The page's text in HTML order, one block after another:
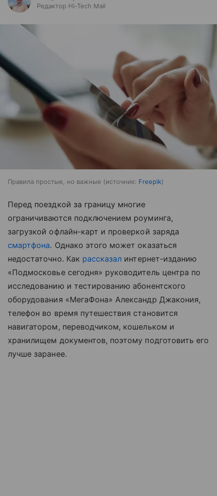
Редактор Hi-Tech Mail
Правила простые, но важные источник: Freepik
Перед поездкой за границу многие
ограничиваются подключением роуминга,
загрузкой офлайн-карт и проверкой заряда
смартфона. Однако этого может оказаться
недостаточно. Как рассказал интернет-изданию
«Подмосковье сегодня» руководитель центра по
исследованию и тестированию абонентского
оборудования «МегаФона» Александр Джакония,
телефон во время путешествия становится
навигатором, переводчиком, кошельком и
хранилищем документов, поэтому подготовить его
лучше заранее.